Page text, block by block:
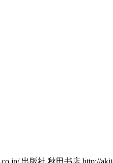
出版社 秋田书店 http://